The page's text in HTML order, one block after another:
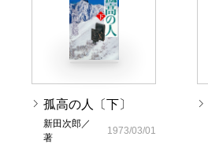
孤高の人〔下〕
新田次郎／
著
1973/03/01